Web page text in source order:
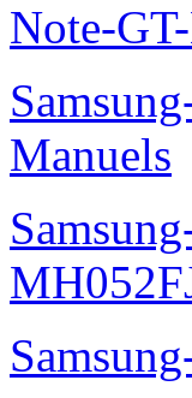
Note-
Manuels